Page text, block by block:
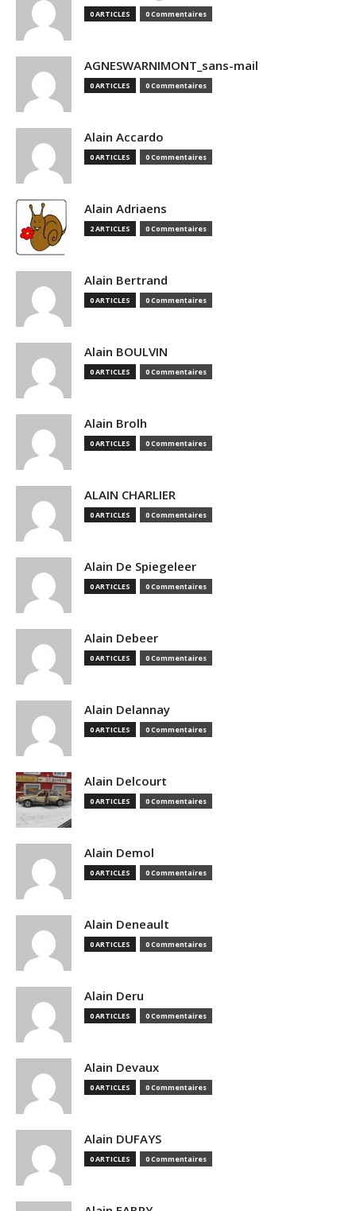
0 ARTICLES 0 Commentaires
AGNESWARNIMONT_sans-mail
0 ARTICLES 0 Commentaires
Alain Accardo
0 ARTICLES 0 Commentaires
Alain Adriaens
2 ARTICLES 0 Commentaires
Alain Bertrand
0 ARTICLES 0 Commentaires
Alain BOULVIN
0 ARTICLES 0 Commentaires
Alain Brolh
0 ARTICLES 0 Commentaires
ALAIN CHARLIER
0 ARTICLES 0 Commentaires
Alain De Spiegeleer
0 ARTICLES 0 Commentaires
Alain Debeer
0 ARTICLES 0 Commentaires
Alain Delannay
0 ARTICLES 0 Commentaires
Alain Delcourt
0 ARTICLES 0 Commentaires
Alain Demol
0 ARTICLES 0 Commentaires
Alain Deneault
0 ARTICLES 0 Commentaires
Alain Deru
0 ARTICLES 0 Commentaires
Alain Devaux
0 ARTICLES 0 Commentaires
Alain DUFAYS
0 ARTICLES 0 Commentaires